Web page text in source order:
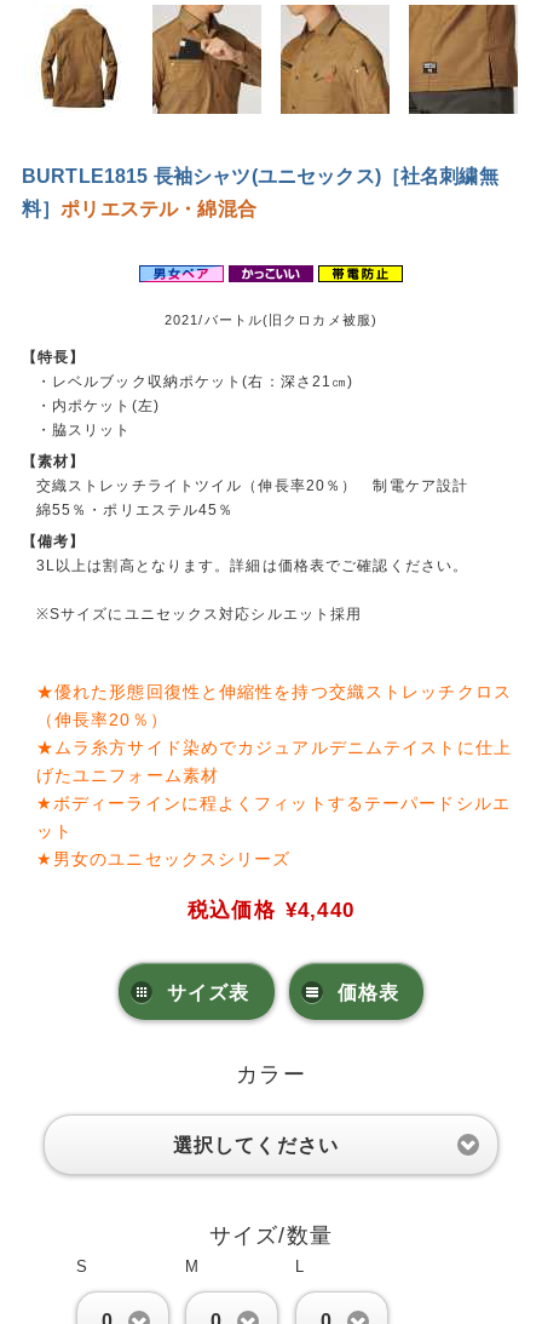
BURTLE1815 長袖シャツ(ユニセックス)［社名刺繍無
料］ポリエステル・綿混合
2021/バートル(旧クロカメ被服)
【特長】
・レベルブック収納ポケット(右：深さ21㎝)
・内ポケット(左)
・脇スリット
【素材】
交織ストレッチライトツイル（伸長率20％） 制電ケア設計
綿55％・ポリエステル45％
【備考】
3L以上は割高となります。詳細は価格表でご確認ください。
※Sサイズにユニセックス対応シルエット採用
★優れた形態回復性と伸縮性を持つ交織ストレッチクロス
（伸長率20％）
★ムラ糸方サイド染めでカジュアルデニムテイストに仕上
げたユニフォーム素材
★ボディーラインに程よくフィットするテーパードシルエ
ット
★男女のユニセックスシリーズ
税込価格 ¥4,440
サイズ表 価格表
カラー
選択してください
サイズ/数量
S M L